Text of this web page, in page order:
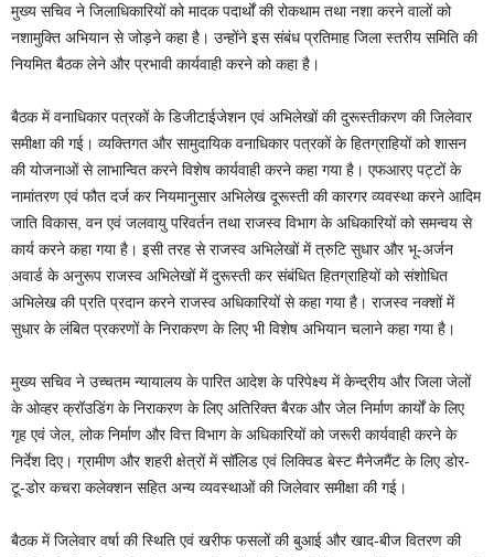
मुख्य सचिव ने जिलाधिकारियों को मादक पदार्थों की रोकथाम तथा नशा करने वालों को
नशामुक्ति अभियान से जोड़ने कहा है। उन्होंने इस संबंध प्रतिमाह जिला स्तरीय समिति की
नियमित बैठक लेने और प्रभावी कार्यवाही करने को कहा है।
बैठक में वनाधिकार पत्रकों के डिजीटाईजेशन एवं अभिलेखों की दुरूस्तीकरण की जिलेवार
समीक्षा की गई। व्यक्तिगत और सामुदायिक वनाधिकार पत्रकों के हितग्राहियों को शासन
की योजनाओं से लाभान्वित करने विशेष कार्यवाही करने कहा गया है। एफआरए पट्टों के
नामांतरण एवं फौत दर्ज कर नियमानुसार अभिलेख दूरूस्ती की कारगर व्यवस्था करने आदिम
जाति विकास, वन एवं जलवायु परिवर्तन तथा राजस्व विभाग के अधिकारियों को समन्वय से
कार्य करने कहा गया है। इसी तरह से राजस्व अभिलेखों में त्रुटि सुधार और भू-अर्जन
अवार्ड के अनुरूप राजस्व अभिलेखों में दुरूस्ती कर संबंधित हितग्राहियों को संशोधित
अभिलेख की प्रति प्रदान करने राजस्व अधिकारियों से कहा गया है। राजस्व नक्शों में
सुधार के लंबित प्रकरणों के निराकरण के लिए भी विशेष अभियान चलाने कहा गया है।
मुख्य सचिव ने उच्चतम न्यायालय के पारित आदेश के परिपेक्ष्य में केन्द्रीय और जिला जेलों
के ओव्हर क्रॉउडिंग के निराकरण के लिए अतिरिक्त बैरक और जेल निर्माण कार्यों के लिए
गृह एवं जेल, लोक निर्माण और वित्त विभाग के अधिकारियों को जरूरी कार्यवाही करने के
निर्देश दिए। ग्रामीण और शहरी क्षेत्रों में सॉलिड एवं लिक्विड बेस्ट मैनेजमैंट के लिए डोर-
टू-डोर कचरा कलेक्शन सहित अन्य व्यवस्थाओं की जिलेवार समीक्षा की गई।
बैठक में जिलेवार वर्षा की स्थिति एवं खरीफ फसलों की बुआई और खाद-बीज वितरण की